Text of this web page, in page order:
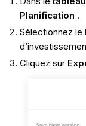
Planification .
Sélectionnez le
Cliquez sur